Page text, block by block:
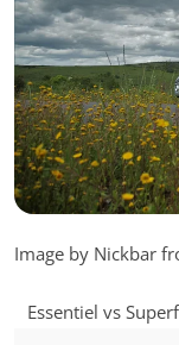
Image by Nickbar
Essentiel vs